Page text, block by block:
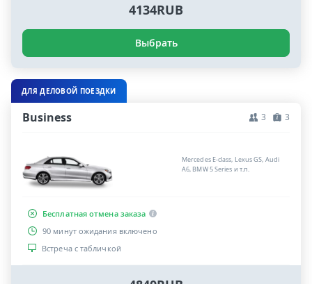
4134RUB
Выбрать
ДЛЯ ДЕЛОВОЙ ПОЕЗДКИ
Business 3 3
Mercedes E-class, Lexus GS, Audi
A6, BMW 5 Series и т.п.
Бесплатная отмена заказа
90 минут ожидания включено
Встреча с табличкой